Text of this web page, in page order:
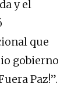
y el
que
gobierno
Paz!”.